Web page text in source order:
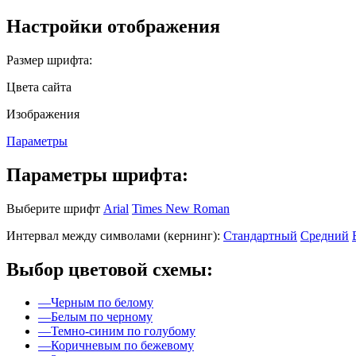
Настройки отображения
Размер шрифта:
Цвета сайта
Изображения
Параметры
Параметры шрифта:
Выберите шрифт Arial Times New Roman
Интервал между символами (кернинг): Стандартный Средний
Выбор цветовой схемы:
—Черным по белому
—Белым по черному
—Темно-синим по голубому
—Коричневым по бежевому